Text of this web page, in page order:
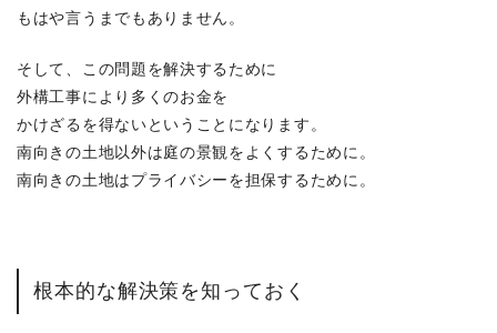
もはや言うまでもありません。
そして、この問題を解決するために
外構工事により多くのお金を
かけざるを得ないということになります。
南向きの土地以外は庭の景観をよくするために。
南向きの土地はプライバシーを担保するために。
根本的な解決策を知っておく